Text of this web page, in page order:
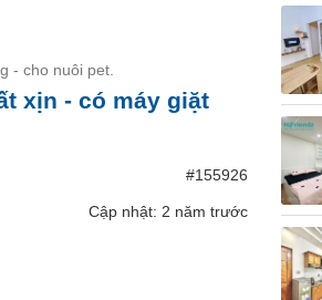
- cho nuôi pet.
xịn - có máy giặt
#155926
Cập nhật: 2 năm trước